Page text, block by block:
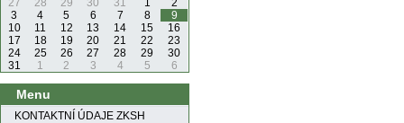
27
28 29 30 31 1
2
3
4 5 6 7 8
9
10
11 12 13 14 15
16
17
18 19 20 21 22
23
24
25 26 27 28 29
30
31
1 2 3 4 5 6
Menu
KONTAKTNÍ ÚDAJE ZKSH